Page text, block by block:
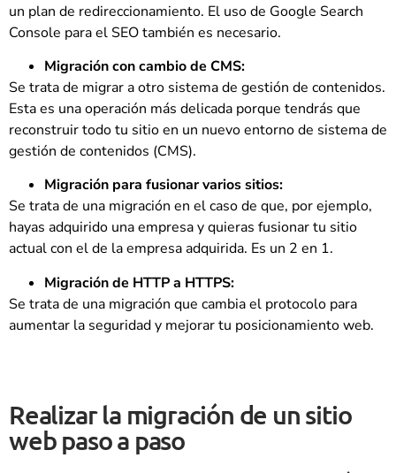
un plan de redireccionamiento. El uso de Google Search
Console para el SEO también es necesario.
Migración con cambio de CMS:
Se trata de migrar a otro sistema de gestión de contenidos.
Esta es una operación más delicada porque tendrás que
reconstruir todo tu sitio en un nuevo entorno de sistema de
gestión de contenidos (CMS).
Migración para fusionar varios sitios:
Se trata de una migración en el caso de que, por ejemplo,
hayas adquirido una empresa y quieras fusionar tu sitio
actual con el de la empresa adquirida. Es un 2 en 1.
Migración de HTTP a HTTPS:
Se trata de una migración que cambia el protocolo para
aumentar la seguridad y mejorar tu posicionamiento web.
Realizar la migración de un sitio
web paso a paso